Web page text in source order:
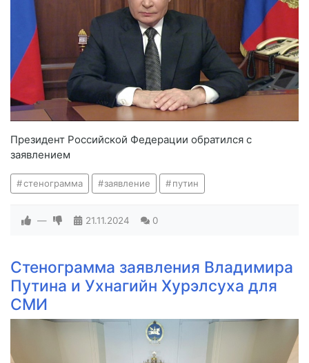
Президент Российской Федерации обратился с
заявлением
стенограмма заявление путин
— 21.11.2024 0
Стенограмма заявления Владимира
Путина и Ухнагийн Хурэлсуха для
СМИ